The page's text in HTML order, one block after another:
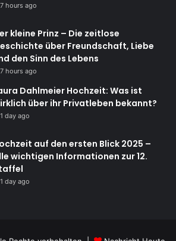
7 hours ago
kleine Prinz – Die zeitlose
über Freundschaft, Liebe
den Sinn des Lebens
7 hours ago
Dahlmeier Hochzeit: Was ist
über ihr Privatleben bekannt?
1 day ago
auf den ersten Blick 2025 –
wichtigen Informationen zur 12.
1 day ago